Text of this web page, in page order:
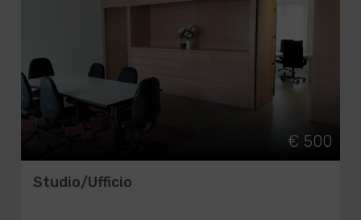
€ 500
Studio/Ufficio